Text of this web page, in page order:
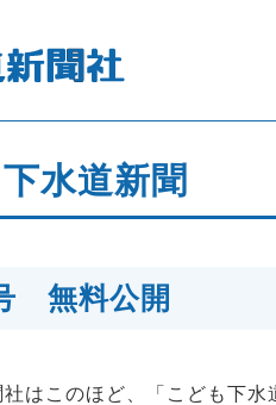
水道新聞
無料公開
社はこのほど、「こども下